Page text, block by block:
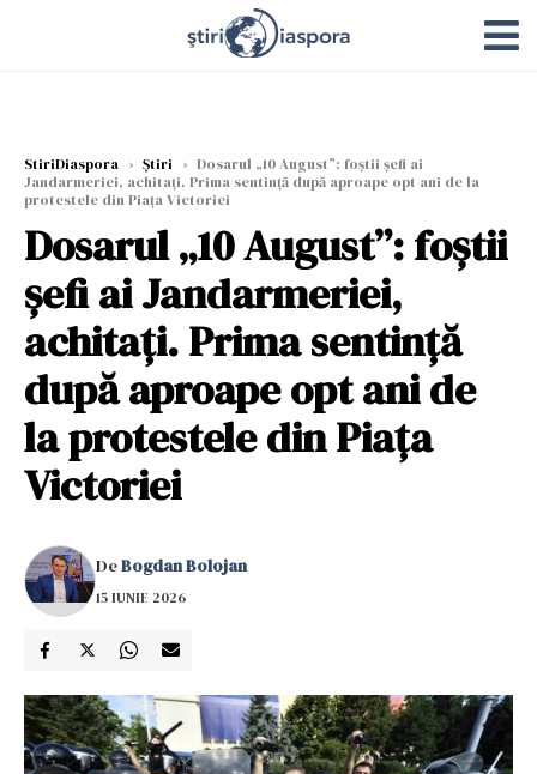
StiriDiaspora › Știri › Dosarul „10 August”: foștii șefi ai
Jandarmeriei, achitați. Prima sentință după aproape opt ani de la
protestele din Piața Victoriei
Dosarul „10 August”: foștii
șefi ai Jandarmeriei,
achitați. Prima sentință
după aproape opt ani de
la protestele din Piața
Victoriei
DeBogdan Bolojan
15 IUNIE 2026